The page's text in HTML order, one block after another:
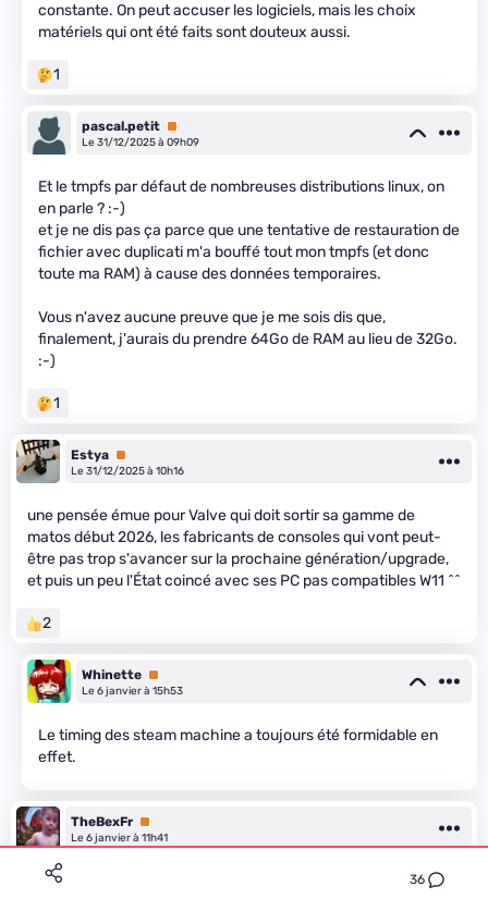
36
constante. On peut accuser les logiciels, mais les choix
matériels qui ont été faits sont douteux aussi.
1
pascal.petit Premium
Le 31/12/2025 à 09h09
Et le tmpfs par défaut de nombreuses distributions linux, on
en parle ? :-)
et je ne dis pas ça parce que une tentative de restauration de
fichier avec duplicati m'a bouffé tout mon tmpfs (et donc
toute ma RAM) à cause des données temporaires.
Vous n'avez aucune preuve que je me sois dis que,
finalement, j'aurais du prendre 64Go de RAM au lieu de 32Go.
:-)
1
Estya Premium
Le 31/12/2025 à 10h16
une pensée émue pour Valve qui doit sortir sa gamme de
matos début 2026, les fabricants de consoles qui vont peut-
être pas trop s'avancer sur la prochaine génération/upgrade,
et puis un peu l'État coincé avec ses PC pas compatibles W11 ^^
2
Whinette Premium
Le 6 janvier à 15h53
Le timing des steam machine a toujours été formidable en
effet.
TheBexFr Premium
Le 6 janvier à 11h41
Mon petit doigt me dit que les fournisseurs de serveurs